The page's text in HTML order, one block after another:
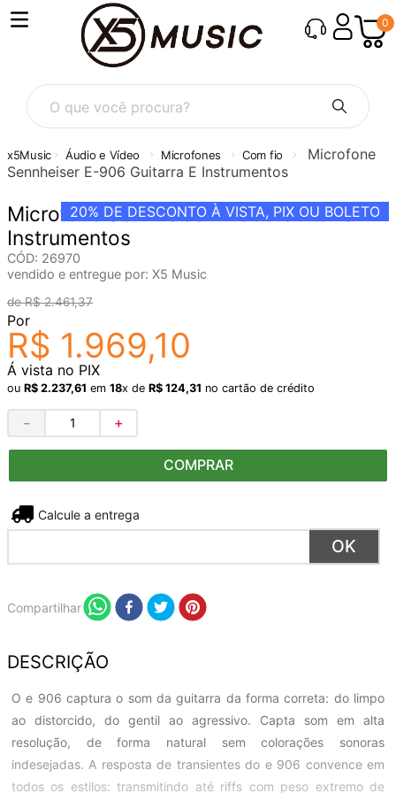
0
O que você procura?
Áudio e Vídeo Microfones Com fio
Microfone
Sennheiser E-906 Guitarra E Instrumentos
20% DE DESCONTO À VISTA, PIX OU BOLETO
Microfone Sennheiser E-906 Guitarra E
Instrumentos
CÓD: 26970
vendido e entregue por: X5 Music
R$ 2.461,37
Por
R$ 1.969,10
Á vista no PIX
ou R$ 2.237,61 em 18x de R$ 124,31 no cartão de crédito
＋
－
COMPRAR
Não sei meu CEP
Compartilhar
DESCRIÇÃO
O e 906 captura o som da guitarra da forma correta: do limpo
ao distorcido, do gentil ao agressivo. Capta som em alta
resolução, de forma natural sem colorações sonoras
indesejadas. A resposta de transientes do e 906 convence em
todos os estilos: transmitindo até riffs com peso extremo de